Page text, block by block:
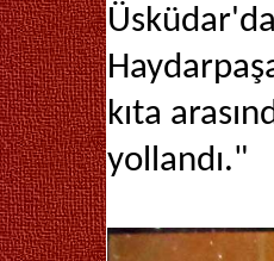
kıta
yollandı."